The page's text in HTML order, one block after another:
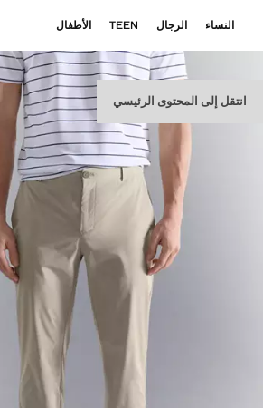
انتقل إلى المحتوى الرئيسي
النساء الرجال TEEN الأطفال